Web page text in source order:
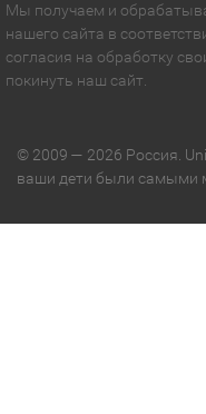
Мы получаем и
нашего сайта в
согласия на обработку
покинуть наш сайт.
© 2009 — 2026 Россия.
ваши дети были самыми